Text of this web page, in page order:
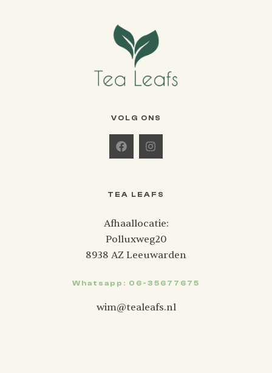
VOLG ONS
TEA LEAFS
Afhaallocatie:
Polluxweg20
8938 AZ Leeuwarden
Whatsapp: 06-35677675
wim@tealeafs.nl